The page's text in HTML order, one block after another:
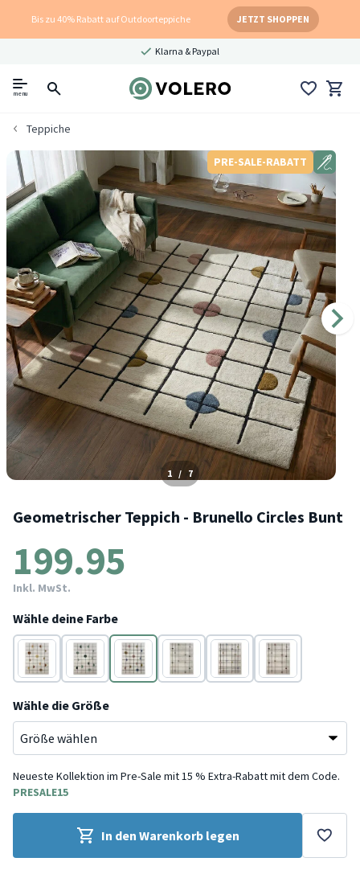
Bis zu 40% Rabatt auf Outdoorteppiche JETZT SHOPPEN
Klarna & Paypal
menu
Teppiche
PRE-SALE-RABATT
1 / 7
Geometrischer Teppich - Brunello Circles Bunt
199.95
Inkl. MwSt.
Wähle deine Farbe
Gelb Grün Bunt Grün Bunt
Terracotta
Wähle die Größe
Neueste Kollektion im Pre-Sale mit 15 % Extra-Rabatt mit dem Code.
PRESALE15
In den Warenkorb legen